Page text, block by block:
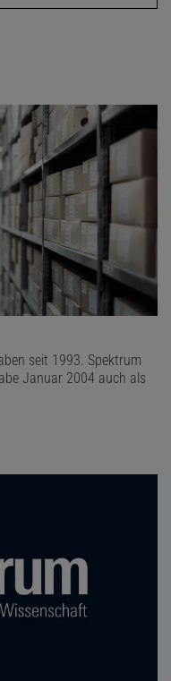
seit 1993. Spektrum
Januar 2004 auch als